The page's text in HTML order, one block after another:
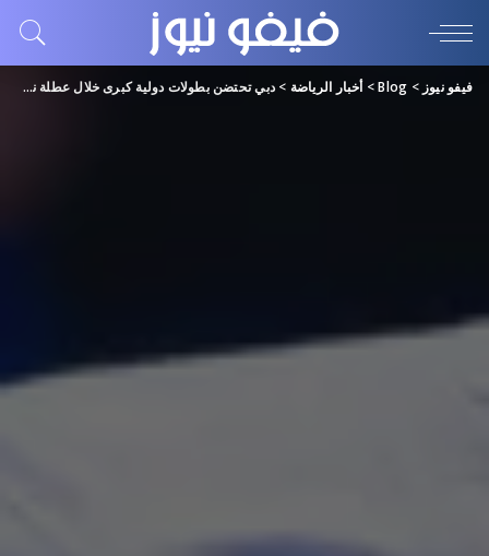
فيفو نيوز >
Blog
>أخبار الرياضة >دبي تحتضن بطولات دولية كبرى خلال عطلة نهاية الأسبوع